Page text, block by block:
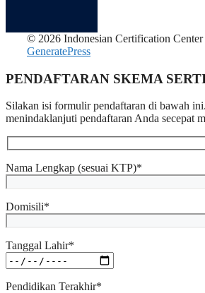
© 2026 Indonesian Certification Center
GeneratePress
PENDAFTARAN SKEMA
Silakan isi formulir pendaftaran di bawah
menindaklanjuti pendaftaran Anda secepat
Nama Lengkap (sesuai KTP)*
Domisili*
Tanggal Lahir*
Pendidikan Terakhir*